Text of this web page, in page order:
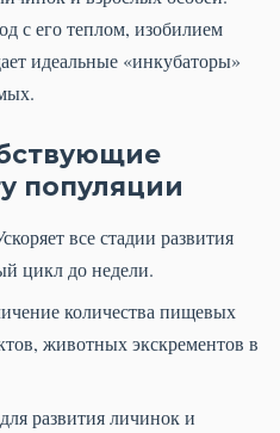
с его теплом, изобилием
идеальные «инкубаторы»
популяции
все стадии развития
цикл до недели.
количества пищевых
животных экскрементов в
развития личинок и